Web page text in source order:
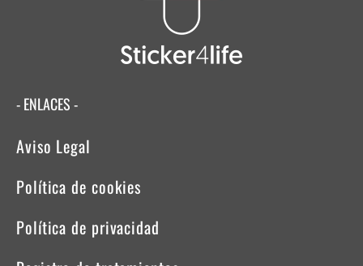
- ENLACES -
Aviso Legal
Política de cookies
Política de privacidad